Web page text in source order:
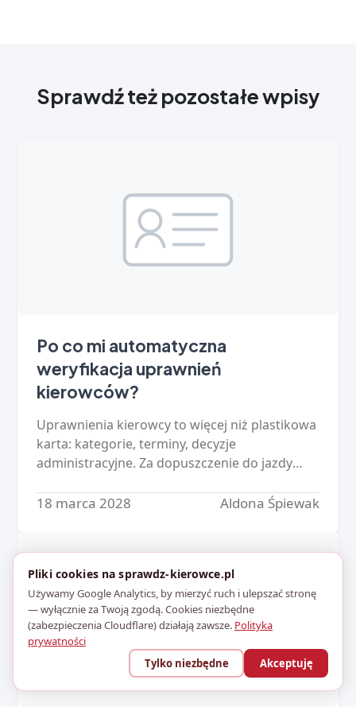
Sprawdź też pozostałe wpisy
Po co mi automatyczna
weryfikacja uprawnień
kierowców?
Uprawnienia kierowcy to więcej niż plastikowa
karta: kategorie, terminy, decyzje
administracyjne. Za dopuszczenie do jazdy
kierownictwo - a ręczna kontrola floty się…
18 marca 2028 Aldona Śpiewak
Pliki cookies na sprawdz-kierowce.pl
Używamy Google Analytics, by mierzyć ruch i ulepszać stronę
— wyłącznie za Twoją zgodą. Cookies niezbędne
(zabezpieczenia Cloudflare) działają zawsze. Polityka
prywatności
Tylko niezbędne
Akceptuję